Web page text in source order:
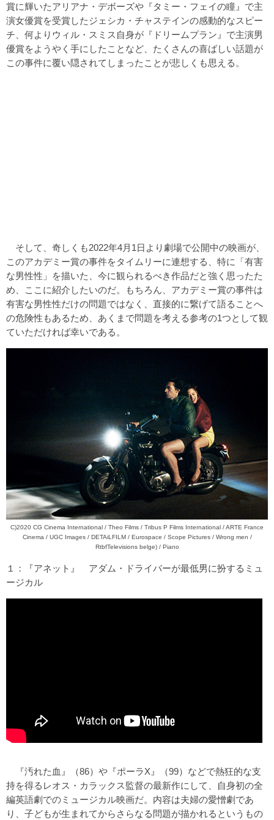
賞に輝いたアリアナ・デボーズや『タミー・フェイの瞳』で主
演女優賞を受賞したジェシカ・チャステインの感動的なスピー
チ、何よりウィル・スミス自身が『ドリームプラン』で主演男
優賞をようやく手にしたことなど、たくさんの喜ばしい話題が
この事件に覆い隠されてしまったことが悲しくも思える。
そして、奇しくも2022年4月1日より劇場で公開中の映画が、
このアカデミー賞の事件をタイムリーに連想する、特に「有害
な男性性」を描いた、今に観られるべき作品だと強く思ったた
め、ここに紹介したいのだ。もちろん、アカデミー賞の事件は
有害な男性性だけの問題ではなく、直接的に繋げて語ることへ
の危険性もあるため、あくまで問題を考える参考の1つとして観
ていただければ幸いである。
C)2020 CG Cinema International / Theo Films / Tribus P Films International / ARTE France
Cinema / UGC Images / DETAiLFILM / Eurospace / Scope Pictures / Wrong men /
RtbfTelevisions belge) / Piano
１：『アネット 』 アダム・ドライバーが最低男に扮するミュ
ージカル
『汚れた血』（86）や『ポーラX』（99）などで熱狂的な支
持を得るレオス・カラックス監督の最新作にして、自身初の全
編英語劇でのミュージカル映画だ。内容は夫婦の愛憎劇であ
り、子どもが生まれてからさらなる問題が描かれるというもの